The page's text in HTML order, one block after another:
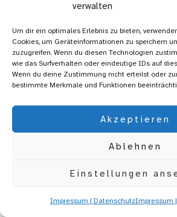
verwalten
Um dir ein optimales Erlebnis zu bieten,
Cookies, um Geräteinformationen zu speichern
zuzugreifen. Wenn du diesen Technologien
wie das Surfverhalten oder eindeutige IDs auf
Wenn du deine Zustimmung nicht erteilst oder
bestimmte Merkmale und Funktionen
Akzeptieren
Ablehnen
Einstellungen
Impressum | DatenschutzImpressum